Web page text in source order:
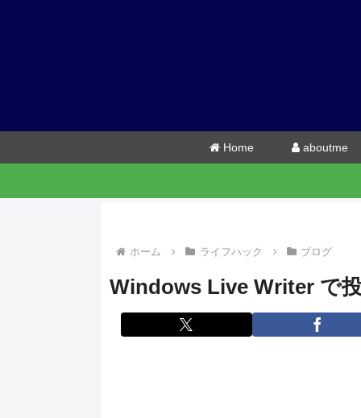
Home aboutme
ホーム ライフハック ブログ
Windows Live Writer で